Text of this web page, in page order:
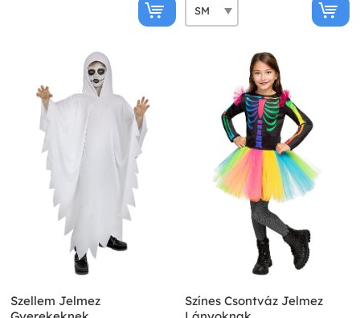
Szellem Jelmez
Színes Csontváz Jelmez